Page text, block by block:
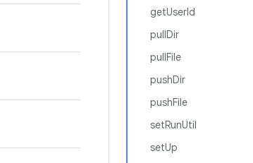
getUserId
pullDir
pullFile
pushDir
pushFile
setRunUtil
setUp